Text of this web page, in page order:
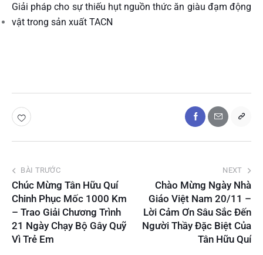
Giải pháp cho sự thiếu hụt nguồn thức ăn giàu đạm động
vật trong sản xuất TACN
BÀI TRƯỚC
Chúc Mừng Tân Hữu Quí
Chinh Phục Mốc 1000 Km
– Trao Giải Chương Trình
21 Ngày Chạy Bộ Gây Quỹ
Vì Trẻ Em
NEXT
Chào Mừng Ngày Nhà
Giáo Việt Nam 20/11 –
Lời Cảm Ơn Sâu Sắc Đến
Người Thầy Đặc Biệt Của
Tân Hữu Quí